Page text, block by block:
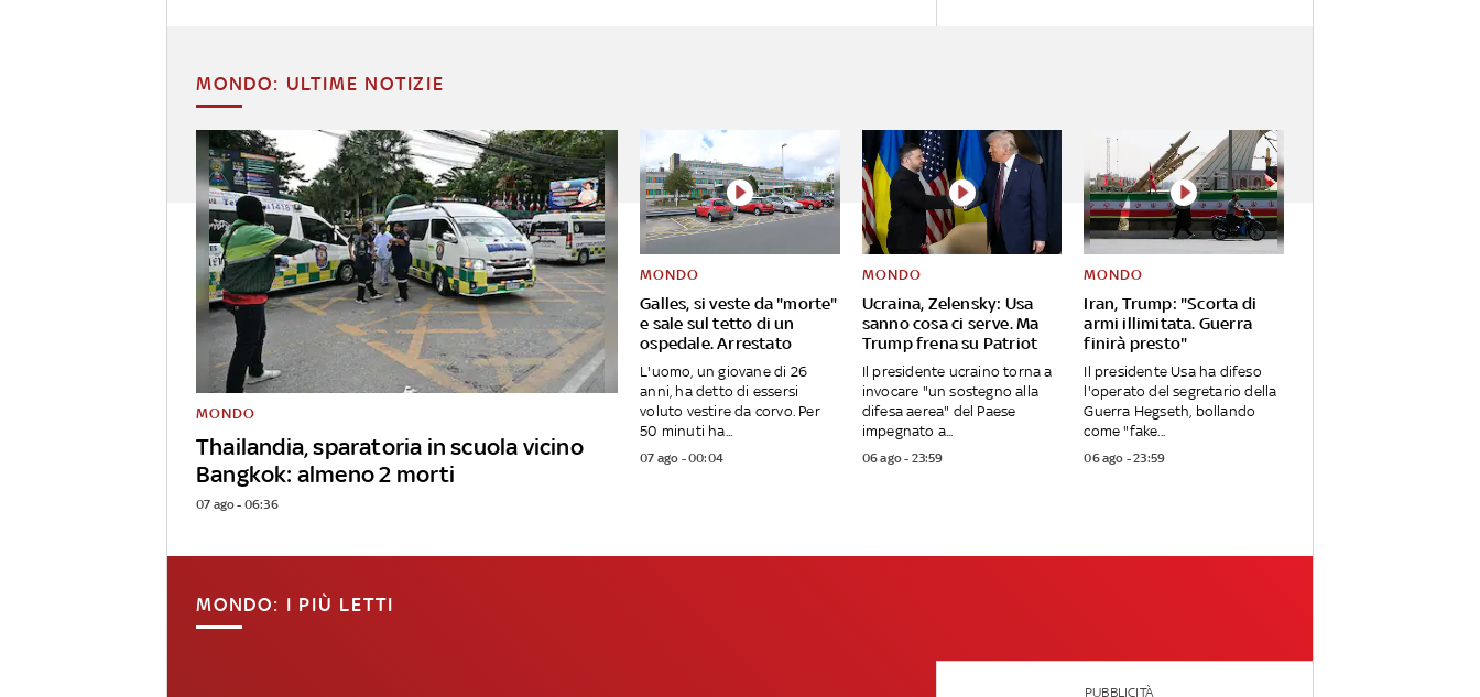
MONDO: ULTIME NOTIZIE
Thailandia, sparatoria in scuola vicino
Bangkok: almeno 2 morti
MONDO
07 ago - 06:36
Galles, si veste da "morte"
e sale sul tetto di un
ospedale. Arrestato
MONDO
L'uomo, un giovane di 26
anni, ha detto di essersi
voluto vestire da corvo. Per
50 minuti ha...
07 ago - 00:04
Ucraina, Zelensky: Usa
sanno cosa ci serve. Ma
Trump frena su Patriot
MONDO
Il presidente ucraino torna a
invocare "un sostegno alla
difesa aerea" del Paese
impegnato a...
06 ago - 23:59
Iran, Trump: "Scorta di
armi illimitata. Guerra
finirà presto"
MONDO
Il presidente Usa ha difeso
l'operato del segretario della
Guerra Hegseth, bollando
come "fake...
06 ago - 23:59
MONDO: I PIÙ LETTI
PUBBLICITÀ